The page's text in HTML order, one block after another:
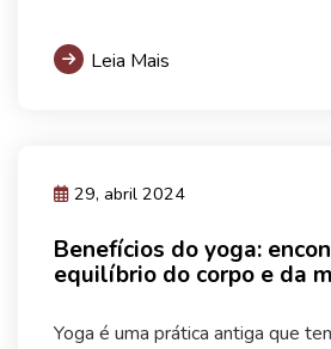
Leia Mais
29, abril 2024
Benefícios do yoga:
equilíbrio do corpo e da
Yoga é uma prática antiga que